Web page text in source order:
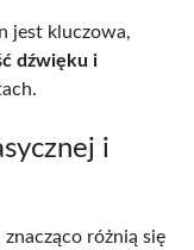
jest kluczowa,
dźwięku i
i
różnią się